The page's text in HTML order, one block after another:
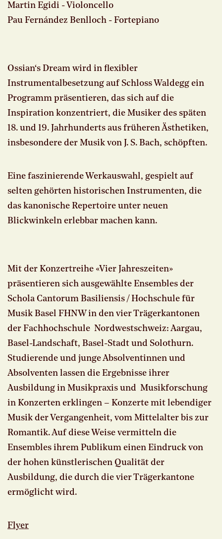
Martin Egidi - Violoncello
Pau Fernández Benlloch - Fortepiano
Ossian‘s Dream wird in flexibler
Instrumentalbesetzung auf Schloss Waldegg ein
Programm präsentieren, das sich auf die
Inspiration konzentriert, die Musiker des späten
18. und 19. Jahrhunderts aus früheren Ästhetiken,
insbesondere der Musik von J. S. Bach, schöpften.
Eine faszinierende Werkauswahl, gespielt auf
selten gehörten historischen Instrumenten, die
das kanonische Repertoire unter neuen
Blickwinkeln erlebbar machen kann.
Mit der Konzertreihe «Vier Jahreszeiten»
präsentieren sich ausgewählte Ensembles der
Schola Cantorum Basiliensis / Hochschule für
Musik Basel FHNW in den vier Trägerkantonen
der Fachhochschule Nordwestschweiz: Aargau,
Basel-Landschaft, Basel-Stadt und Solothurn.
Studierende und junge Absolventinnen und
Absolventen lassen die Ergebnisse ihrer
Ausbildung in Musikpraxis und Musikforschung
in Konzerten erklingen – Konzerte mit lebendiger
Musik der Vergangenheit, vom Mittelalter bis zur
Romantik. Auf diese Weise vermitteln die
Ensembles ihrem Publikum einen Eindruck von
der hohen künstlerischen Qualität der
Ausbildung, die durch die vier Trägerkantone
ermöglicht wird.
Flyer